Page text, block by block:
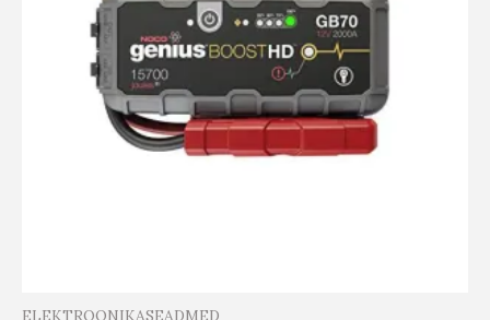
ELEKTROONIKASEADMED